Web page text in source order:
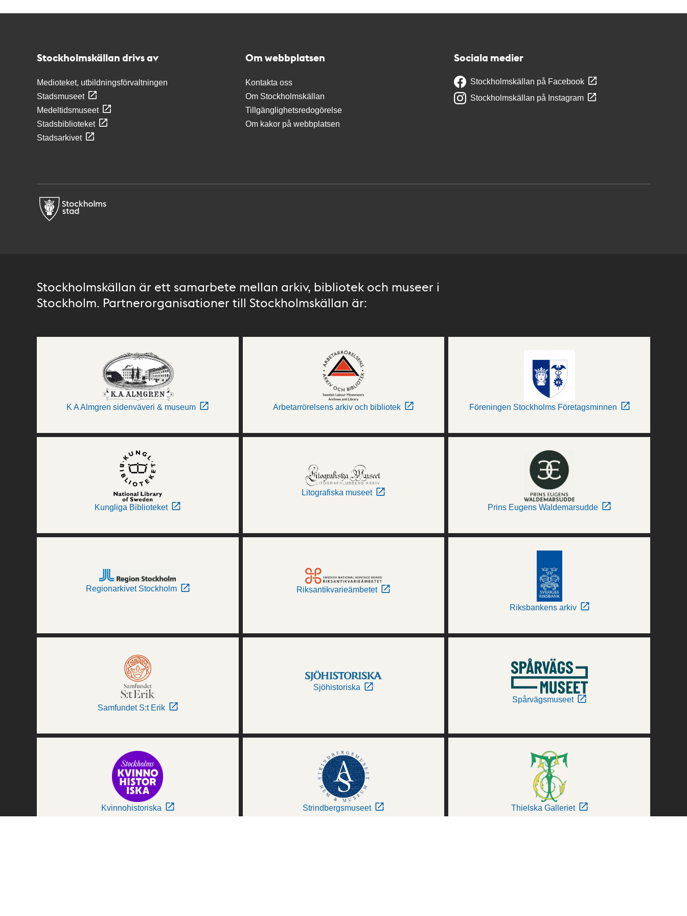
Stockholmskällan drivs av
Medioteket, utbildningsförvaltningen
Stadsmuseet
Medeltidsmuseet
Stadsbiblioteket
Stadsarkivet
Om webbplatsen
Kontakta oss
Om Stockholmskällan
Tillgänglighetsredogörelse
Om kakor på webbplatsen
Sociala medier
Stockholmskällan på Facebook
Stockholmskällan på Instagram
Stockholmskällan är ett samarbete mellan arkiv, bibliotek och museer i
Stockholm. Partnerorganisationer till Stockholmskällan är:
K A Almgren sidenväveri & museum Arbetarrörelsens arkiv och bibliotek Föreningen Stockholms Företagsminnen
Kungliga Biblioteket
Litografiska museet
Prins Eugens Waldemarsudde
Regionarkivet Stockholm Riksantikvarieämbetet
Riksbankens arkiv
Samfundet S:t Erik
Sjöhistoriska
Spårvägsmuseet
Kvinnohistoriska Strindbergsmuseet Thielska Galleriet